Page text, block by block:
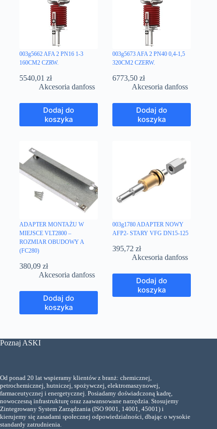
003g5662 AFA 2 PN16 1-3
160CM2 CZRW.
5540,01 zł
Akcesoria danfoss
Dodaj do
koszyka
003g5673 AFA 2 PN40 0,4-1,5
320CM2 CZERW.
6773,50zł
Akcesoria danfoss
Dodaj do
koszyka
ADAPTER MONTAŻU W
MIEJSCE VLT2800 –
ROZMIAR OBUDOWY A
(FC280)
380,09 zł
Akcesoria danfoss
Dodaj do
koszyka
003g1780 ADAPTER NOWY
AFP2- STARY VFG DN15-125
395,72zł
Akcesoria danfoss
Dodaj do
koszyka
Poznaj ASKI
Od ponad 20 lat wspieramy klientów z branż: chemicznej,
petrochemicznej, hutniczej, spożywczej, elektromaszynowej,
farmaceutycznej i energetycznej. Posiadamy doświadczoną kadrę,
nowoczesną infrastrukturę oraz zaawansowane narzędzia. Stosujemy
Zintegrowany System Zarządzania (ISO 9001, 14001, 45001) i
kierujemy się zasadami społecznej odpowiedzialności, dbając o wysokie
standardy zatrudnienia.